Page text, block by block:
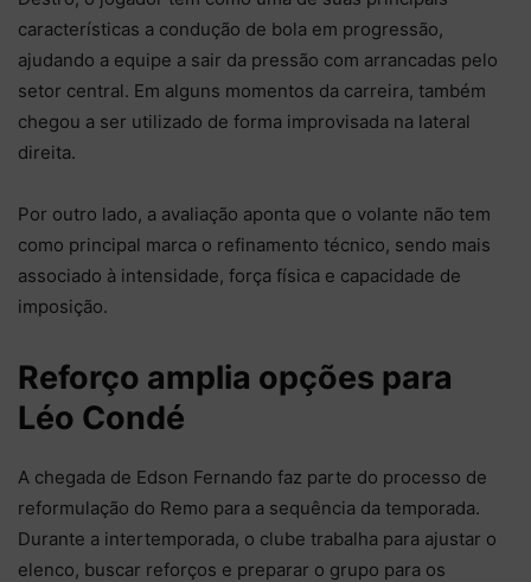
características a condução de bola em progressão,
ajudando a equipe a sair da pressão com arrancadas pelo
setor central. Em alguns momentos da carreira, também
chegou a ser utilizado de forma improvisada na lateral
direita.
Por outro lado, a avaliação aponta que o volante não tem
como principal marca o refinamento técnico, sendo mais
associado à intensidade, força física e capacidade de
imposição.
Reforço amplia opções para
Léo Condé
A chegada de Edson Fernando faz parte do processo de
reformulação do Remo para a sequência da temporada.
Durante a intertemporada, o clube trabalha para ajustar o
elenco, buscar reforços e preparar o grupo para os